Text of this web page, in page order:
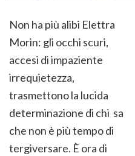
Non ha più alibi Elettra
Morin: gli occhi scuri,
accesi di impaziente
irrequietezza,
trasmettono la lucida
determinazione di chi sa
che non è più tempo di
tergiversare. È ora di